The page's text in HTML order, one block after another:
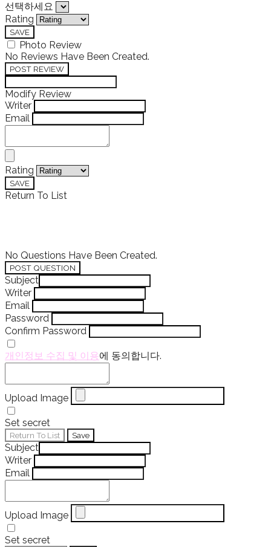
선택하세요
Rating
SAVE
Photo Review
No Reviews Have Been Created.
POST REVIEW
Modify Review
Writer
Email
Rating
SAVE
Return To List
No Questions Have Been Created.
POST QUESTION
Subject
Writer
Email
Password
Confirm Password
개인정보 수집 및 이용에 동의합니다.
Upload Image
Set secret
Return To List Save
Subject
Writer
Email
Upload Image
Set secret